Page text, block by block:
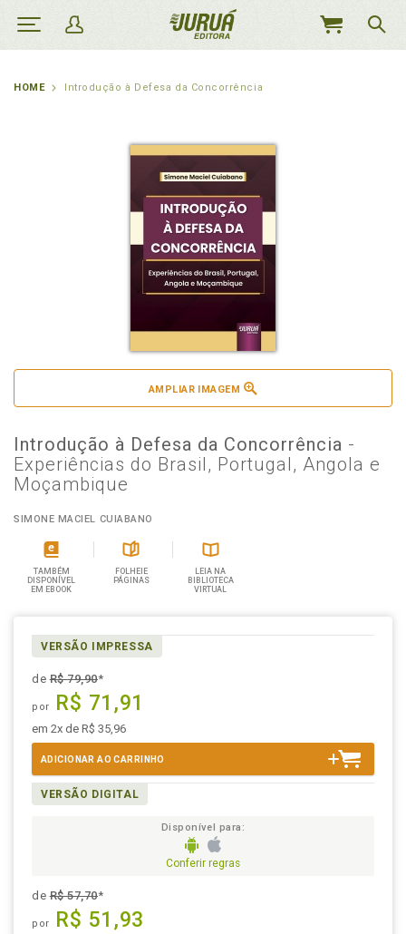
MEU
HOME Introdução à Defesa da Concorrência
AMPLIAR IMAGEM
Introdução à Defesa da Concorrência -
Experiências do Brasil, Portugal, Angola e
Moçambique
SIMONE MACIEL CUIABANO
TAMBÉM
DISPONÍVEL
EM EBOOK
FOLHEIE
PÁGINAS
LEIA NA
BIBLIOTECA
VIRTUAL
VERSÃO IMPRESSA
deR$ 79,90*
por R$ 71,91
em 2x de R$ 35,96
ADICIONAR AO CARRINHO
VERSÃO DIGITAL
Disponível para:
Conferir regras
deR$ 57,70*
por R$ 51,93